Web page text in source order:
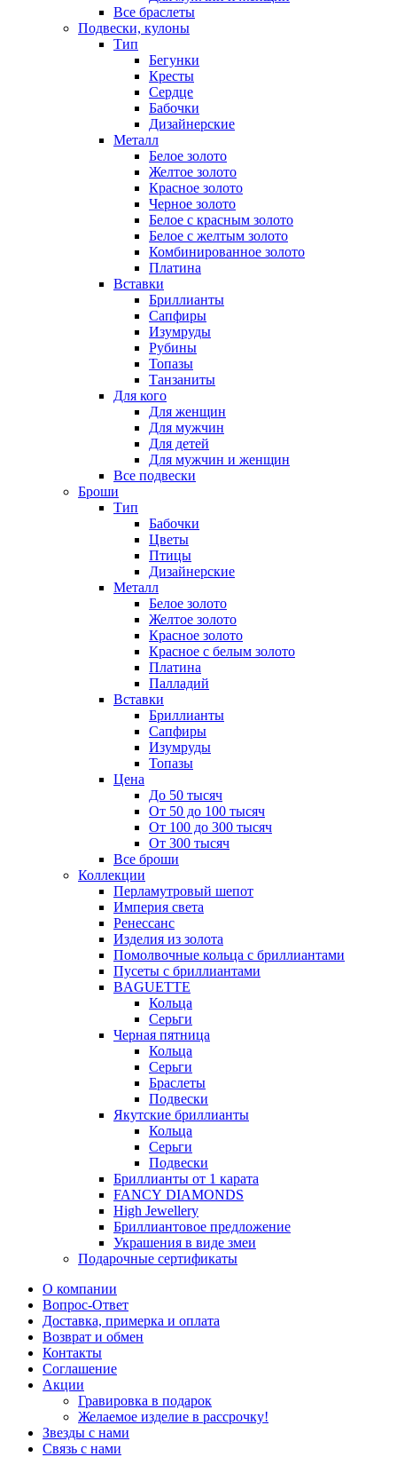
Все браслеты
Подвески, кулоны
Тип
Бегунки
Кресты
Сердце
Бабочки
Дизайнерские
Металл
Белое золото
Желтое золото
Красное золото
Черное золото
Белое с красным золото
Белое с желтым золото
Комбинированное золото
Платина
Вставки
Бриллианты
Сапфиры
Изумруды
Рубины
Топазы
Танзаниты
Для кого
Для женщин
Для мужчин
Для детей
Для мужчин и женщин
Все подвески
Броши
Тип
Бабочки
Цветы
Птицы
Дизайнерские
Металл
Белое золото
Желтое золото
Красное золото
Красное с белым золото
Платина
Палладий
Вставки
Бриллианты
Сапфиры
Изумруды
Топазы
Цена
До 50 тысяч
От 50 до 100 тысяч
От 100 до 300 тысяч
От 300 тысяч
Все броши
Коллекции
Перламутровый шепот
Империя света
Ренессанс
Изделия из золота
Помолвочные кольца с бриллиантами
Пусеты с бриллиантами
BAGUETTE
Кольца
Серьги
Черная пятница
Кольца
Серьги
Браслеты
Подвески
Якутские бриллианты
Кольца
Серьги
Подвески
Бриллианты от 1 карата
FANCY DIAMONDS
High Jewellery
Бриллиантовое предложение
Украшения в виде змеи
Подарочные сертификаты
О компании
Вопрос-Ответ
Доставка, примерка и оплата
Возврат и обмен
Контакты
Соглашение
Акции
Гравировка в подарок
Желаемое изделие в рассрочку!
Звезды с нами
Связь с нами